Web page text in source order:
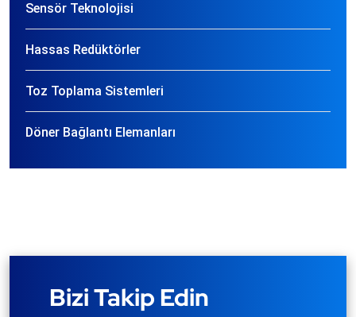
Sensör Teknolojisi
Hassas Redüktörler
Toz Toplama Sistemleri
Döner Bağlantı Elemanları
Bizi Takip Edin